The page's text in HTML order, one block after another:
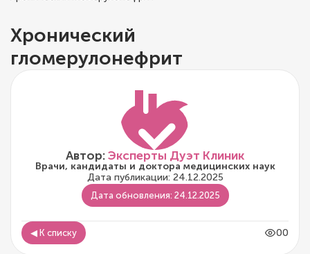
Хронический
гломерулонефрит
Автор:Эксперты Дуэт Клиник
Врачи, кандидаты и доктора медицинских наук
Дата публикации: 24.12.2025
Дата обновления: 24.12.2025
◀ К списку 00